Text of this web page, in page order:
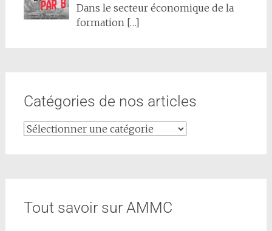
Dans le secteur économique de la
formation […]
Catégories de nos articles
Tout savoir sur AMMC